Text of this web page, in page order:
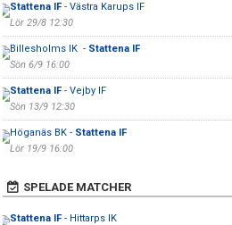
Stattena IF- Västra Karups IF
Lör 29/8 12:30
Billesholms IK - Stattena IF
Sön 6/9 16:00
Stattena IF- Vejby IF
Sön 13/9 12:30
Höganäs BK - Stattena IF
Lör 19/9 16:00
SPELADE MATCHER
Stattena IF- Hittarps IK